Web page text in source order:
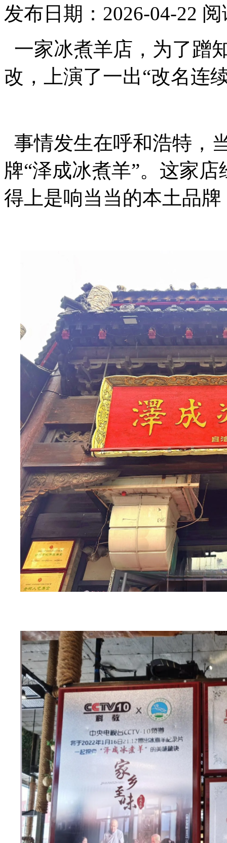
发布日期：2026-04-22
一家冰煮羊店，为了蹭
改，上演了一出“改名连
事情发生在呼和浩特，
牌“泽成冰煮羊”。这家
得上是响当当的本土品